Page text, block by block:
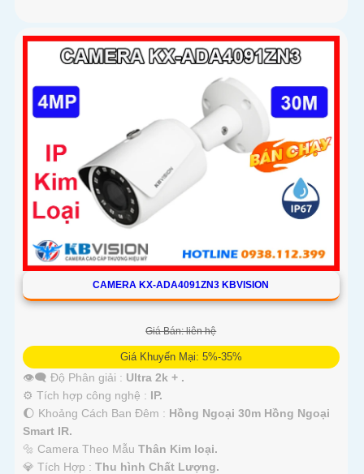
CAMERA KX-ADA4091ZN3 KBVISION
Giá Bán: liên hệ
Giá Khuyến Mại: 5%-35%
👁️‍🗨 Độ Phân giải : Ultra 2k + .
⚙ Tích hợp công nghệ : IP.
🌔 Khoảng Cách Ban Đêm : Hồng Ngoại 30m Hồng Ngoại
Smart IR.
🔩 Camera Theo Mẫu Thân Kim loại.
️💎 Tích Hợp : Thu hình Chất Lượng.